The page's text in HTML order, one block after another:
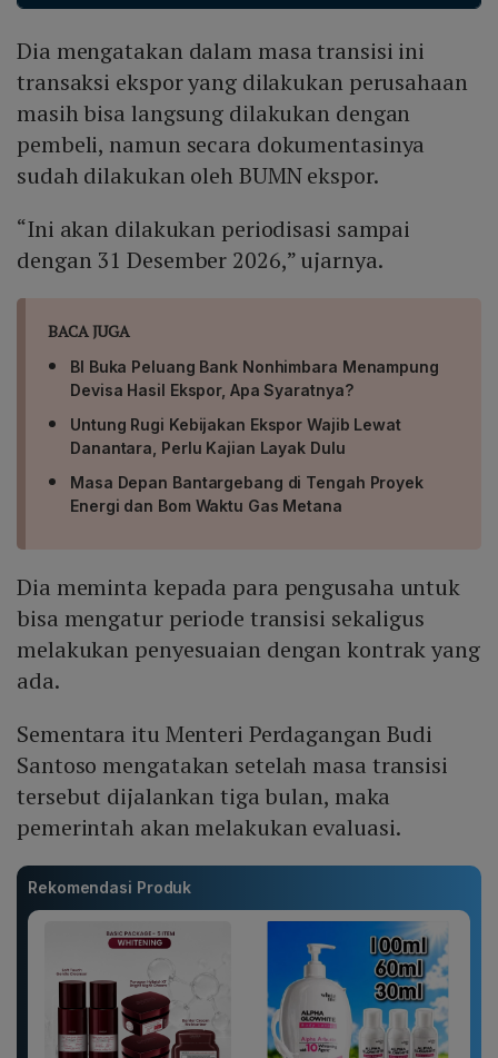
seperti Meksiko, Filipina, dan tetangga lainnya dalam
pengelolaan sumber daya alam.
Dia mengatakan dalam masa transisi ini
transaksi ekspor yang dilakukan perusahaan
masih bisa langsung dilakukan dengan
pembeli, namun secara dokumentasinya
sudah dilakukan oleh BUMN ekspor.
“Ini akan dilakukan periodisasi sampai
dengan 31 Desember 2026,” ujarnya.
BACA JUGA
BI Buka Peluang Bank Nonhimbara Menampung
Devisa Hasil Ekspor, Apa Syaratnya?
Untung Rugi Kebijakan Ekspor Wajib Lewat
Danantara, Perlu Kajian Layak Dulu
Masa Depan Bantargebang di Tengah Proyek
Energi dan Bom Waktu Gas Metana
Dia meminta kepada para pengusaha untuk
bisa mengatur periode transisi sekaligus
melakukan penyesuaian dengan kontrak yang
ada.
Sementara itu Menteri Perdagangan Budi
Santoso mengatakan setelah masa transisi
tersebut dijalankan tiga bulan, maka
pemerintah akan melakukan evaluasi.
Rekomendasi Produk